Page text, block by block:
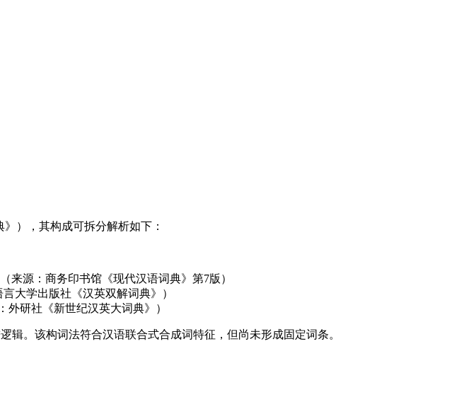
），其构成可拆分解析如下：
来源：商务印书馆《现代汉语词典》第7版）
大学出版社《汉英双解词典》）
外研社《新世纪汉英大词典》）
。该构词法符合汉语联合式合成词特征，但尚未形成固定词条。